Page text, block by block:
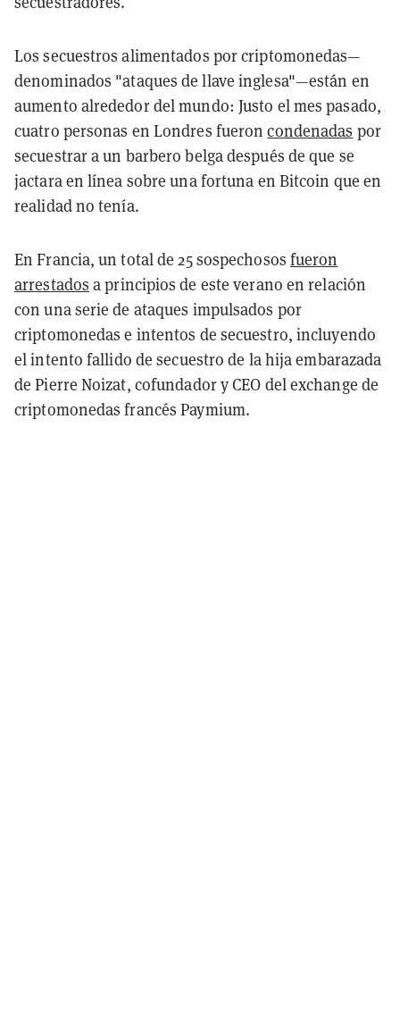
Los secuestros alimentados por criptomonedas—
denominados "ataques de llave inglesa"—están en
aumento alrededor del mundo: Justo el mes pasado,
cuatro personas en Londres fueroncondenadas por
secuestrar a un barbero belga después de que se
jactara en línea sobre una fortuna en Bitcoin que en
realidad no tenía.
En Francia, un total de 25 sospechosos fueron
arrestados a principios de este verano en relación
con una serie de ataques impulsados por
criptomonedas e intentos de secuestro, incluyendo
el intento fallido de secuestro de la hija embarazada
de Pierre Noizat, cofundador y CEO del exchange de
criptomonedas francés Paymium.